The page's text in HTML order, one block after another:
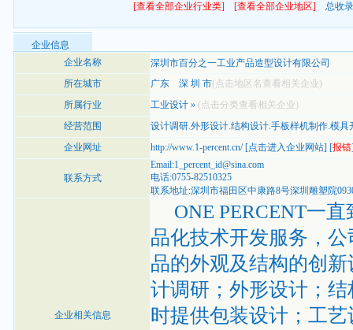
[查看全部企业行业类] [查看全部企业地区] 总收
企业信息
企业名称
深圳市百分之一工业产品造型设计有限公司
所在城市
广东 深 圳 市(点击地区名查看相关企业)
所属行业
工业设计 » (点击分类查看相关企业)
经营范围
设计调研.外形设计.结构设计.手板样机制作.模具
企业网址
http://www.1-percent.cn/[点击进入企业网站] [报错
联系方式
Email:1_percent_id@sina.com
电话:0755-82510325
联系地址:深圳市福田区中康路8号深圳雕塑院
企业相关信息
ONE PERCENT一直
品化技术开发服务，
品的外观及结构的创
计调研；外形设计；
时提供包装设计；工